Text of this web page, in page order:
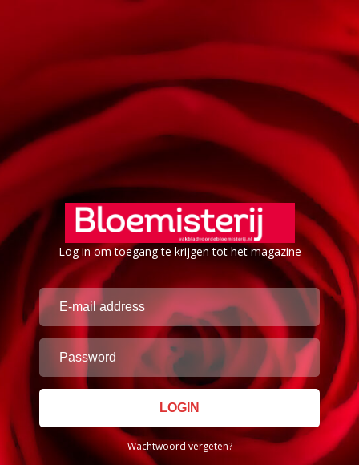
Log in om toegang te krijgen tot het magazine
Wachtwoord vergeten?